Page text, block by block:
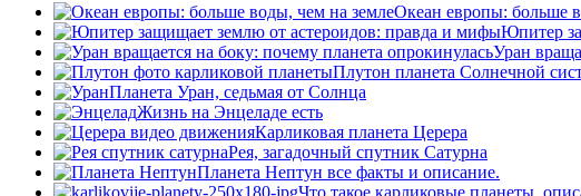
Океан европы: больше
Юпитер
Уран
Плутон планета Солнечной
Планета Уран, седьмая от Солнца
Жизнь на Энцеладе есть
Карликовая планета Церера
Рея, загадочный спутник Сатурна
Планета Нептун все факты и описание.
Что такое карликовые планеты,